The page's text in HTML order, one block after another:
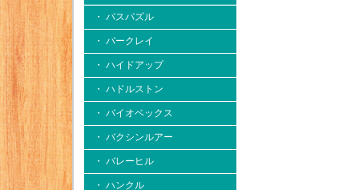
・ バスパズル
・ バークレイ
・ ハイドアップ
・ ハドルストン
・ バイオベックス
・ バクシンルアー
・ バレーヒル
・ ハンクル